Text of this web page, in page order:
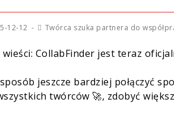
12-12 Twórca szuka partnera do
CollabFinder jest teraz
jeszcze bardziej połączyć
twórców 🚀, zdobyć